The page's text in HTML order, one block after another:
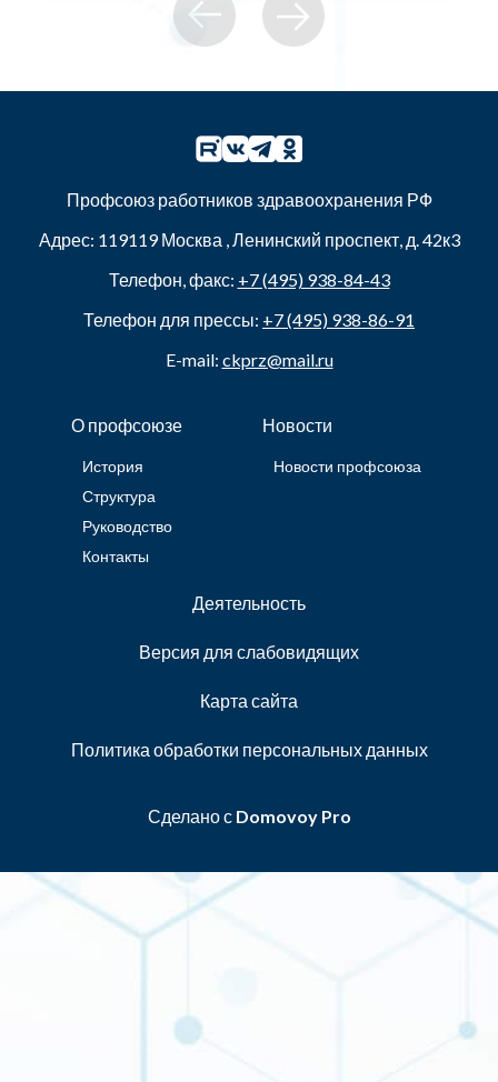
Профсоюз работников здравоохранения РФ
Адрес: 119119Москва ,Ленинский проспект, д. 42к3
Телефон, факс: +7 (495) 938-84-43
Телефон для прессы: +7 (495) 938-86-91
E-mail: ckprz@mail.ru
О профсоюзе
История
Структура
Руководство
Контакты
Новости
Новости профсоюза
Деятельность
Версия для слабовидящих
Карта сайта
Политика обработки персональных данных
Сделано с Domovoy Pro